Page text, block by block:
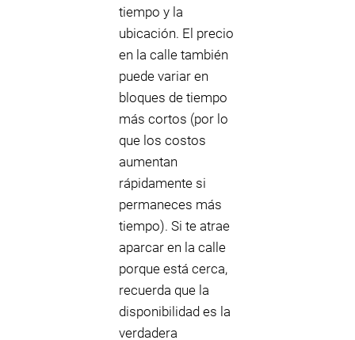
tiempo y la
ubicación. El precio
en la calle también
puede variar en
bloques de tiempo
más cortos (por lo
que los costos
aumentan
rápidamente si
permaneces más
tiempo). Si te atrae
aparcar en la calle
porque está cerca,
recuerda que la
disponibilidad es la
verdadera